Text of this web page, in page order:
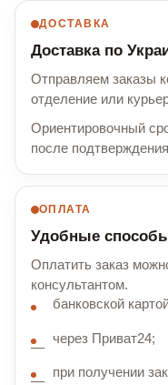
ДОСТАВКА
Доставка по
Отправляем заказы
отделение или
Ориентировочный
после
ОПЛАТА
Удобные
Оплатить заказ
консультантом.
банковской
через Приват24;
при получении